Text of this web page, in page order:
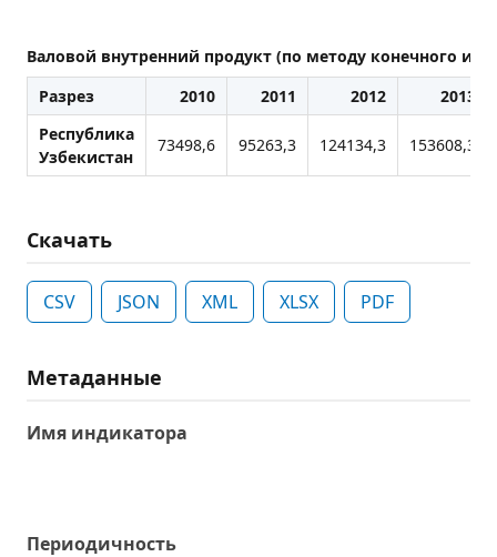
Валовой внутренний продукт (по методу конечного
Разрез
2010 2011 2012
2013
Республика
Узбекистан
73498,6 95263,3 124134,3 153608,3
Скачать
CSV JSON XML XLSX PDF
Метаданные
Имя индикатора
Периодичность